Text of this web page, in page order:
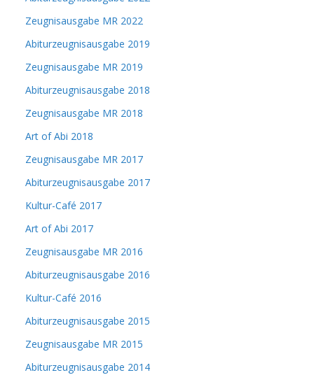
Zeugnisausgabe MR 2022
Abiturzeugnisausgabe 2019
Zeugnisausgabe MR 2019
Abiturzeugnisausgabe 2018
Zeugnisausgabe MR 2018
Art of Abi 2018
Zeugnisausgabe MR 2017
Abiturzeugnisausgabe 2017
Kultur-Café 2017
Art of Abi 2017
Zeugnisausgabe MR 2016
Abiturzeugnisausgabe 2016
Kultur-Café 2016
Abiturzeugnisausgabe 2015
Zeugnisausgabe MR 2015
Abiturzeugnisausgabe 2014